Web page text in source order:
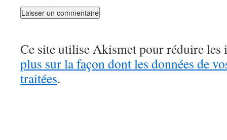
Ce site utilise Akismet pour réduire les
plus sur la façon dont les données de
traitées.